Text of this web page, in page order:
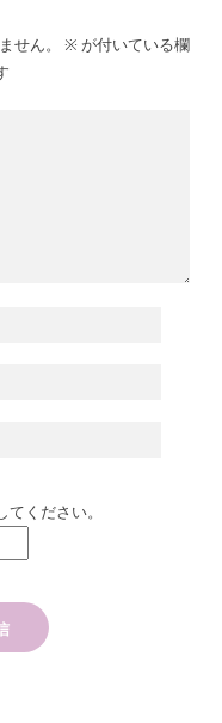
せん。 ※ が付いている欄
ください。